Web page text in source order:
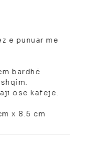
e punuar me
bardhë
ose kafeje.
x 8.5 cm